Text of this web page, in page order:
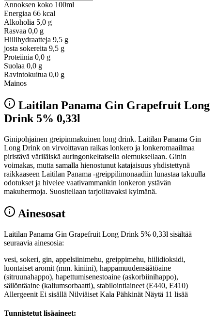
Annoksen koko 100ml
Energiaa 66 kcal
Alkoholia 5,0 g
Rasvaa 0,0 g
Hiilihydraatteja 9,5 g
josta sokereita 9,5 g
Proteiinia 0,0 g
Suolaa 0,0 g
Ravintokuitua 0,0 g
Mainos
Laitilan Panama Gin Grapefruit Long
Drink 5% 0,33l
Ginipohjainen greipinmakuinen long drink. Laitilan Panama Gin
Long Drink on virvoittavan raikas lonkero ja lonkeromaailmaa
piristävä väriläiskä auringonkeltaisella olemuksellaan. Ginin
voimakas, mutta samalla hienostunut katajaisuus yhdistettynä
raikkaaseen Laitilan Panama -greippilimonaadiin lunastaa takuulla
odotukset ja hivelee vaativammankin lonkeron ystävän
makuhermoja. Suositellaan tarjoiltavaksi kylmänä.
Ainesosat
Laitilan Panama Gin Grapefruit Long Drink 5% 0,33l sisältää
seuraavia ainesosia:
vesi, sokeri, gin, appelsiinimehu, greippimehu, hiilidioksidi,
luontaiset aromit (mm. kiniini), happamuudensäätöaine
(sitruunahappo), hapettumisenestoaine (askorbiinihappo),
säilöntäaine (kaliumsorbaatti), stabilointiaineet (E440, E410)
Allergeenit Ei sisällä Nilviäiset Kala Pähkinät Näytä 11 lisää
Tunnistetut lisäaineet: